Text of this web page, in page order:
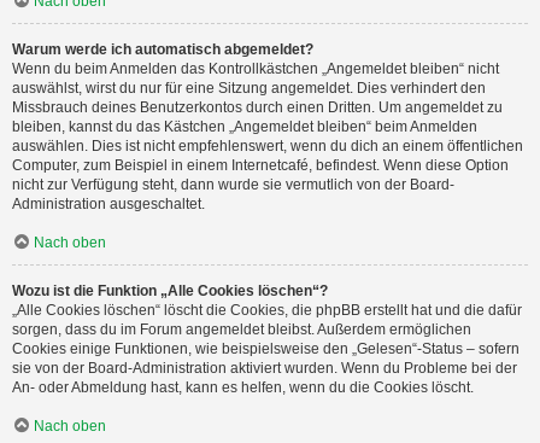
Warum werde ich automatisch abgemeldet?
Wenn du beim Anmelden das Kontrollkästchen „Angemeldet bleiben“ nicht
auswählst, wirst du nur für eine Sitzung angemeldet. Dies verhindert den
Missbrauch deines Benutzerkontos durch einen Dritten. Um angemeldet zu
bleiben, kannst du das Kästchen „Angemeldet bleiben“ beim Anmelden
auswählen. Dies ist nicht empfehlenswert, wenn du dich an einem öffentlichen
Computer, zum Beispiel in einem Internetcafé, befindest. Wenn diese Option
nicht zur Verfügung steht, dann wurde sie vermutlich von der Board-
Administration ausgeschaltet.
Nach oben
Wozu ist die Funktion „Alle Cookies löschen“?
„Alle Cookies löschen“ löscht die Cookies, die phpBB erstellt hat und die dafür
sorgen, dass du im Forum angemeldet bleibst. Außerdem ermöglichen
Cookies einige Funktionen, wie beispielsweise den „Gelesen“-Status – sofern
sie von der Board-Administration aktiviert wurden. Wenn du Probleme bei der
An- oder Abmeldung hast, kann es helfen, wenn du die Cookies löscht.
Nach oben